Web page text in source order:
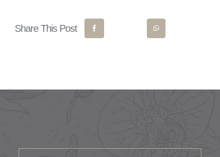
Share This Post